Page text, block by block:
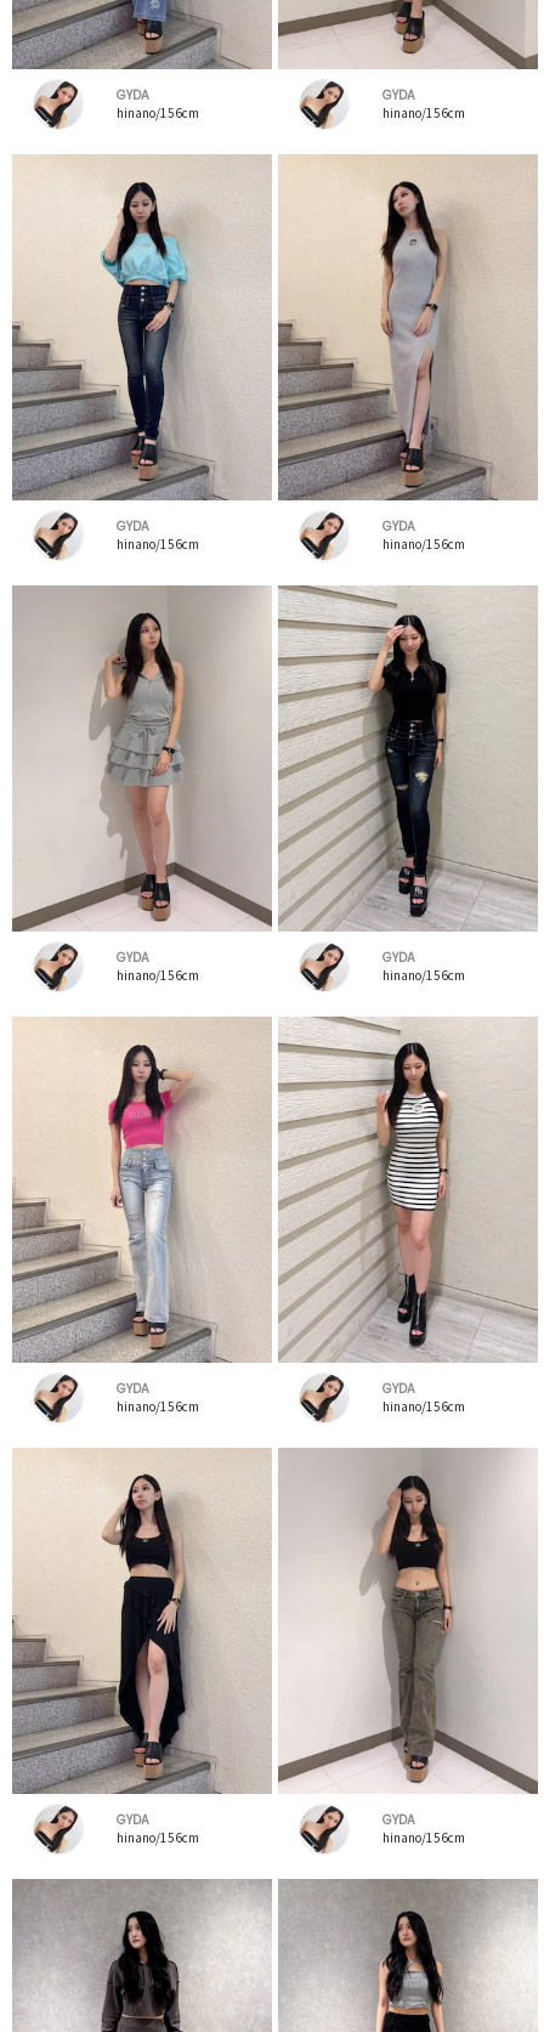
GYDA
hinano/156cm
GYDA
hinano/156cm
GYDA
hinano/156cm
GYDA
hinano/156cm
GYDA
hinano/156cm
GYDA
hinano/156cm
GYDA
hinano/156cm
GYDA
hinano/156cm
GYDA
hinano/156cm
GYDA
hinano/156cm